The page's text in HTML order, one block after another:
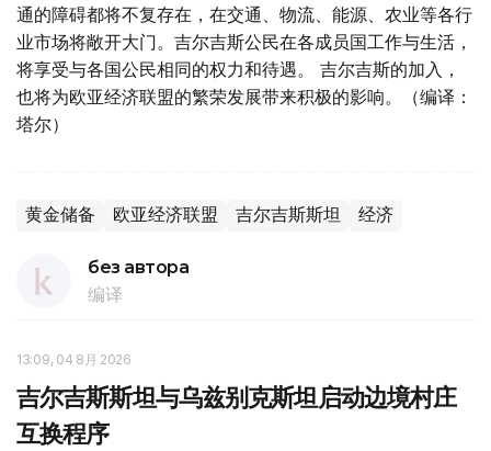
通的障碍都将不复存在，在交通、物流、能源、农业等各行
业市场将敞开大门。吉尔吉斯公民在各成员国工作与生活，
将享受与各国公民相同的权力和待遇。 吉尔吉斯的加入，
也将为欧亚经济联盟的繁荣发展带来积极的影响。（编译：
塔尔）
黄金储备 欧亚经济联盟 吉尔吉斯斯坦 经济
без автора
编译
13:09, 04 8月 2026
吉尔吉斯斯坦与乌兹别克斯坦启动边境村庄
互换程序